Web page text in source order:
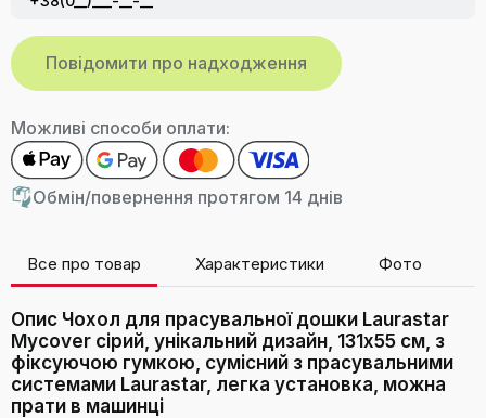
Можливі способи оплати:
Обмін/повернення протягом 14 днів
Все про товар Характеристики Фото
Опис Чохол для прасувальної дошки Laurastar
Mycover сірий, унікальний дизайн, 131x55 см, з
фіксуючою гумкою, сумісний з прасувальними
системами Laurastar, легка установка, можна
прати в машинці